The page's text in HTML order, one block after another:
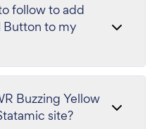
follow to add
Button to my
Buzzing Yellow
site?